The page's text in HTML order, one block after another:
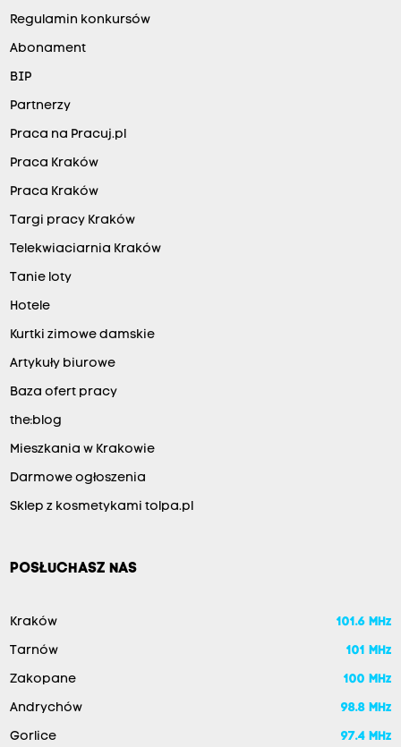
Regulamin konkursów
Abonament
BIP
Partnerzy
Praca na Pracuj.pl
Praca Kraków
Praca Kraków
Targi pracy Kraków
Telekwiaciarnia Kraków
Tanie loty
Hotele
Kurtki zimowe damskie
Artykuły biurowe
Baza ofert pracy
the:blog
Mieszkania w Krakowie
Darmowe ogłoszenia
Sklep z kosmetykami tolpa.pl
POSŁUCHASZ NAS
Kraków 101.6 MHz
Tarnów 101 MHz
Zakopane 100 MHz
Andrychów 98.8 MHz
Gorlice 97.4 MHz